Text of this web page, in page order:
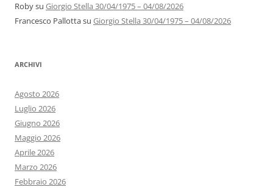
Robysu Giorgio Stella 30/04/1975 – 04/08/2026
Francesco Pallottasu Giorgio Stella 30/04/1975 – 04/08/2026
ARCHIVI
Agosto 2026
Luglio 2026
Giugno 2026
Maggio 2026
Aprile 2026
Marzo 2026
Febbraio 2026